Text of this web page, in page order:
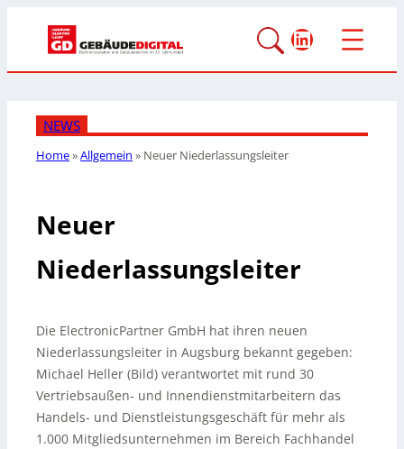
LinkedIn
NEWS
Home»Allgemein » Neuer Niederlassungsleiter
Neuer
Niederlassungsleiter
Die ElectronicPartner GmbH hat ihren neuen
Niederlassungsleiter in Augsburg bekannt gegeben:
Michael Heller (Bild) verantwortet mit rund 30
Vertriebsaußen- und Innendienstmitarbeitern das
Handels- und Dienstleistungsgeschäft für mehr als
1.000 Mitgliedsunternehmen im Bereich Fachhandel